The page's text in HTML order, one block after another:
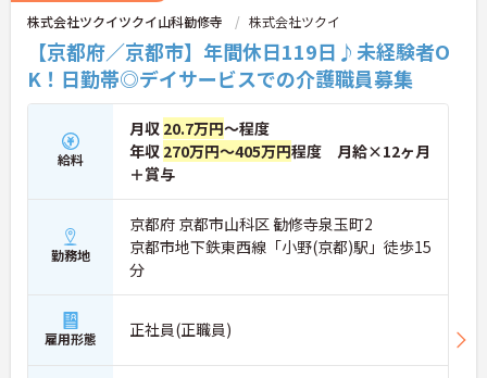
株式会社ツクイツクイ山科勧修寺 株式会社ツクイ
【京都府／京都市】年間休日119日♪未経験者O
K！日勤帯◎デイサービスでの介護職員募集
給料
月収 20.7万円～程度
年収 270万円～405万円程度 月給×12ヶ月
＋賞与
勤務地
京都府 京都市山科区 勧修寺泉玉町2
京都市地下鉄東西線「小野(京都)駅」徒歩15
分
雇用形態 正社員(正職員)